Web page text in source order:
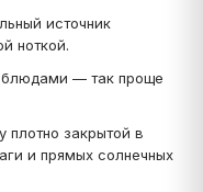
источник
ноткой.
блюдами — так проще
плотно закрытой в
и прямых солнечных